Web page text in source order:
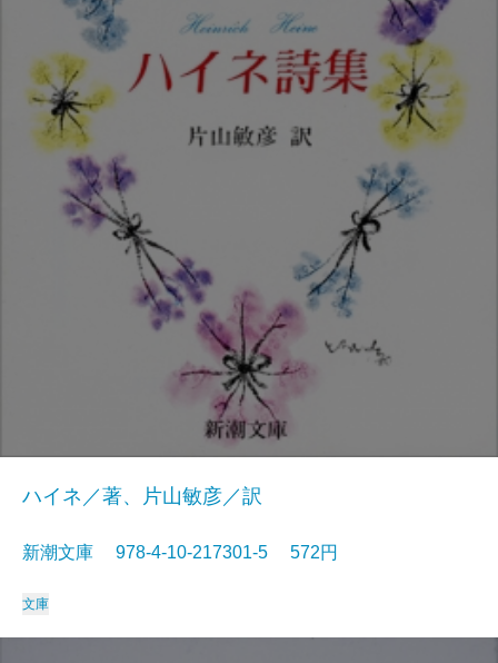
ハイネ／著、片山敏彦／訳
新潮文庫 978-4-10-217301-5 572円
文庫